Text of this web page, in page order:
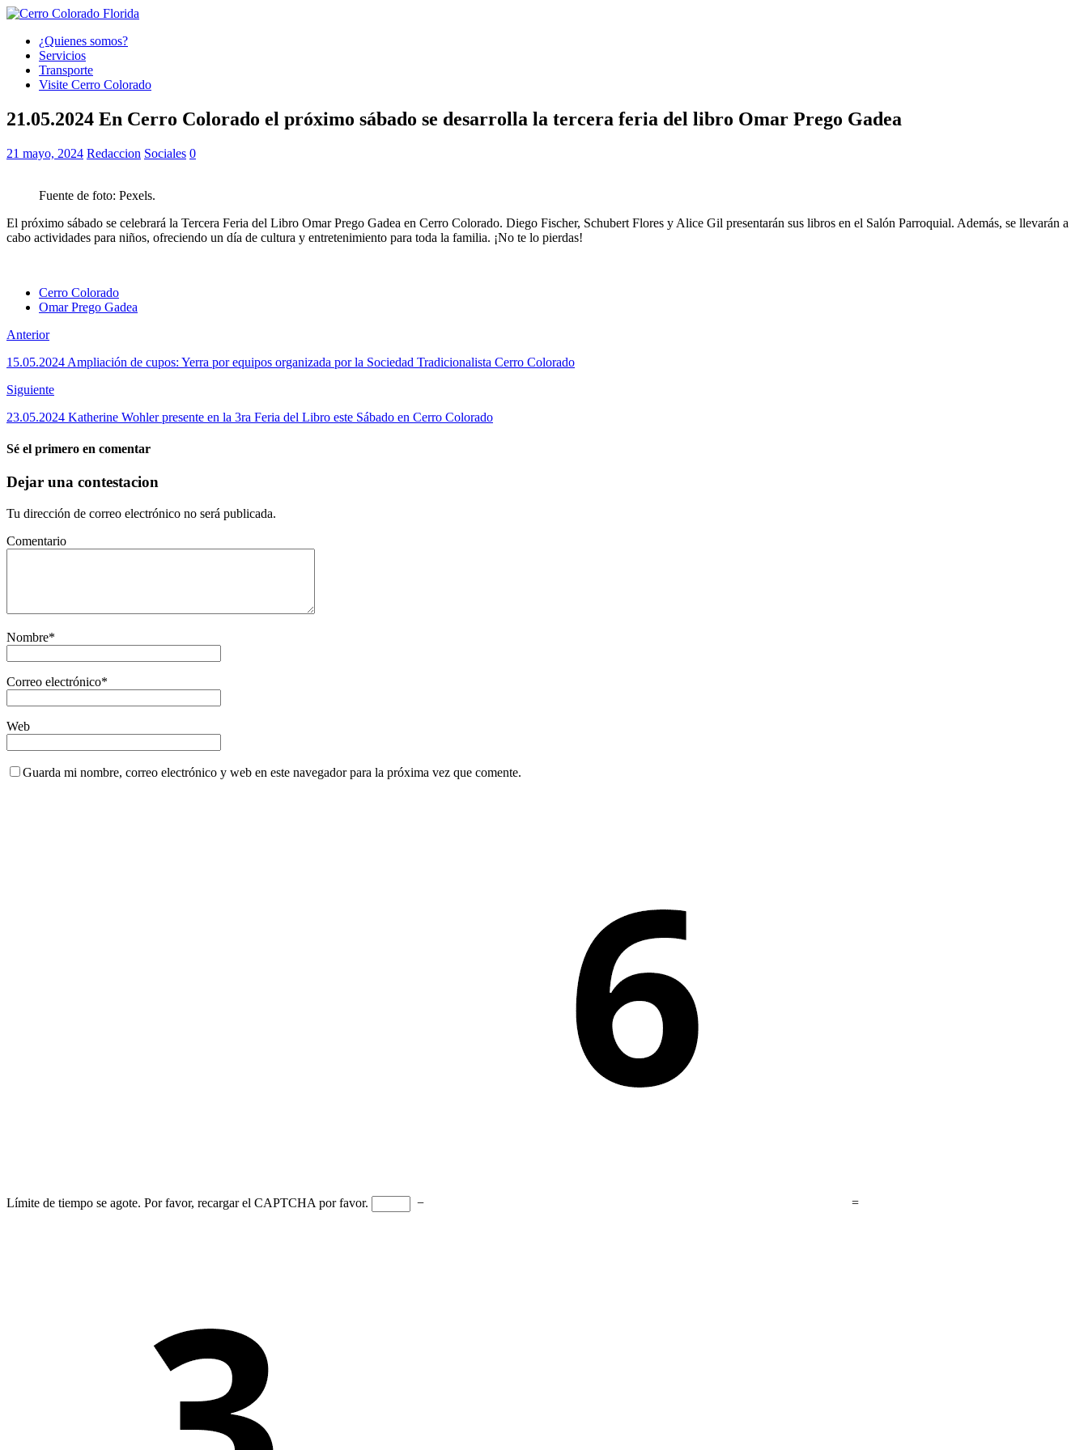
¿Quienes somos?
Servicios
Transporte
Visite Cerro Colorado
21.05.2024 En Cerro Colorado el próximo sábado se desarrolla la tercera feria del libro Omar Prego Gadea
21 mayo, 2024 Redaccion Sociales 0
Fuente de foto: Pexels.
El próximo sábado se celebrará la Tercera Feria del Libro Omar Prego Gadea en Cerro Colorado. Diego Fischer, Schubert Flores y Alice Gil presentarán sus libros en el Salón Parroquial. Además, se llevarán a
cabo actividades para niños, ofreciendo un día de cultura y entretenimiento para toda la familia. ¡No te lo pierdas!
Cerro Colorado
Omar Prego Gadea
Anterior
15.05.2024 Ampliación de cupos: Yerra por equipos organizada por la Sociedad Tradicionalista Cerro Colorado
Siguiente
23.05.2024 Katherine Wohler presente en la 3ra Feria del Libro este Sábado en Cerro Colorado
Sé el primero en comentar
Dejar una contestacion
Tu dirección de correo electrónico no será publicada.
Comentario
Nombre*
Correo electrónico*
Web
Guarda mi nombre, correo electrónico y web en este navegador para la próxima vez que comente.
Límite de tiempo se agote. Por favor, recargar el CAPTCHA por favor. − =